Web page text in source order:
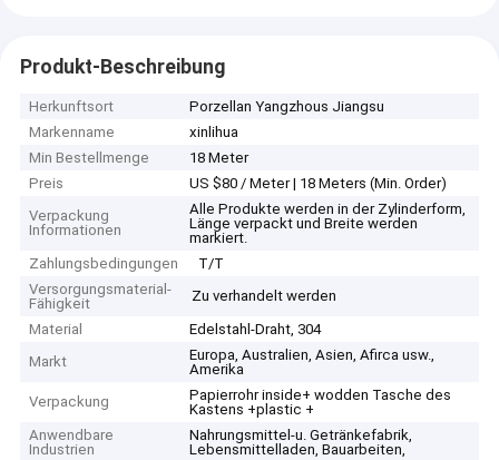
Produkt-Beschreibung
Herkunftsort
Porzellan Yangzhous Jiangsu
Markenname
xinlihua
Min Bestellmenge
18 Meter
Preis
US $80 / Meter | 18 Meters (Min. Order)
Verpackung
Informationen
Alle Produkte werden in der Zylinderform,
Länge verpackt und Breite werden
markiert.
Zahlungsbedingungen
T/T
Versorgungsmaterial-
Fähigkeit
Zu verhandelt werden
Material
Edelstahl-Draht, 304
Markt
Europa, Australien, Asien, Afirca usw.,
Amerika
Verpackung
Papierrohr inside+ wodden Tasche des
Kastens +plastic +
Anwendbare
Industrien
Nahrungsmittel-u. Getränkefabrik,
Lebensmittelladen, Bauarbeiten,